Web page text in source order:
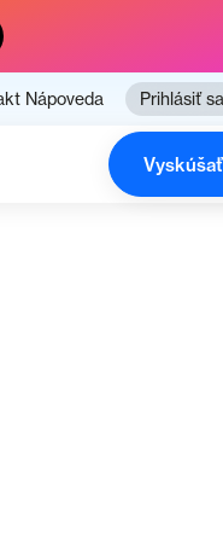
Nápoveda Prihlásiť sa